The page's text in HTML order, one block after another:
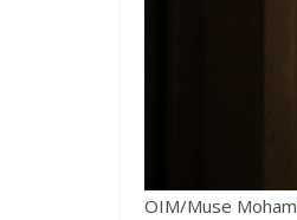
OIM/Muse